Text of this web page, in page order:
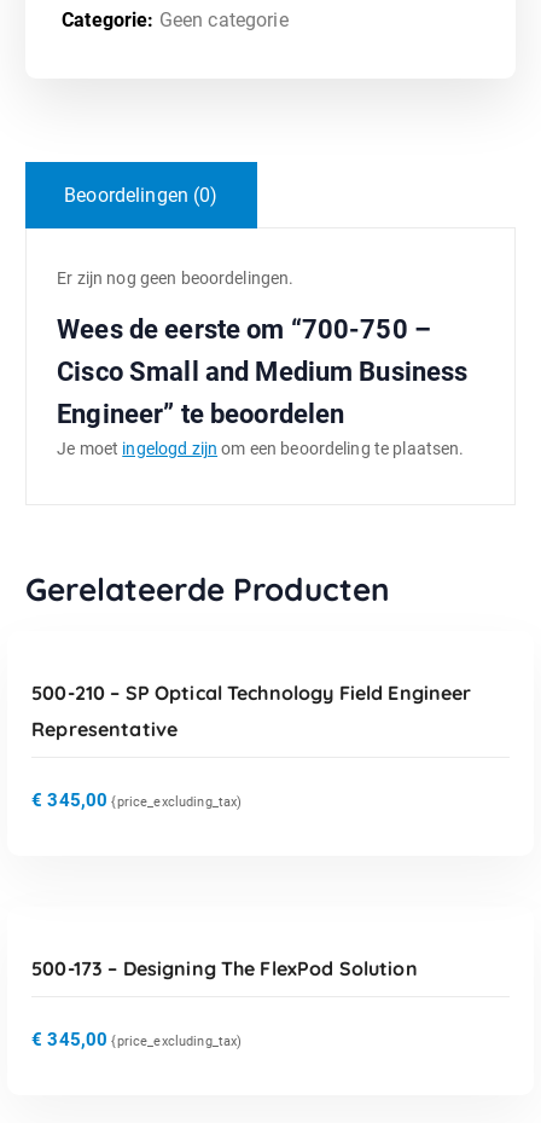
Categorie: Geen categorie
Beoordelingen (0)
Er zijn nog geen beoordelingen.
Wees de eerste om “700-750 –
Cisco Small and Medium Business
Engineer” te beoordelen
Je moet ingelogd zijn om een beoordeling te plaatsen.
Gerelateerde Producten
500-210 – SP Optical Technology Field Engineer
Representative
€ 345,00 {price_excluding_tax)
500-173 – Designing The FlexPod Solution
€ 345,00 {price_excluding_tax)